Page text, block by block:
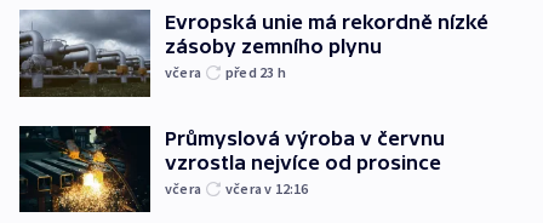
Evropská unie má rekordně nízké
zásoby zemního plynu
včera před 23 h
Průmyslová výroba v červnu
vzrostla nejvíce od prosince
včera včera v 12:16